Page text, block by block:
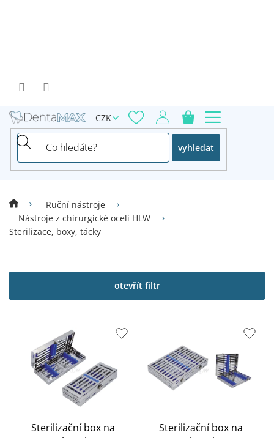
vyhledat
CZK
Ruční nástroje
Nástroje z chirurgické oceli HLW
Sterilizace, boxy, tácky
otevřít filtr
ý
i
Sterilizační box na
Sterilizační box na